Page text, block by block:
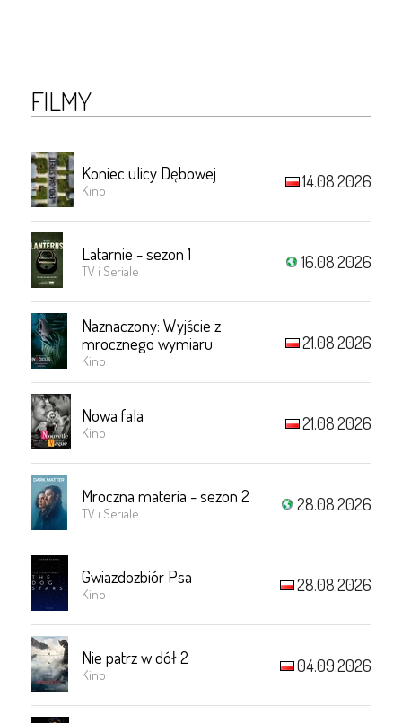
FILMY
Koniec ulicy Dębowej
Kino 14.08.2026
Latarnie - sezon 1
TV i Seriale 16.08.2026
Naznaczony: Wyjście z
mrocznego wymiaru
Kino
21.08.2026
Nowa fala
Kino 21.08.2026
Mroczna materia - sezon 2
TV i Seriale 28.08.2026
Gwiazdozbiór Psa
Kino 28.08.2026
Nie patrz w dół 2
Kino 04.09.2026